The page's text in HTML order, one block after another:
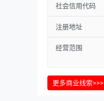
社会信用代码
注册地址
经营范围
更多商业线索>>>